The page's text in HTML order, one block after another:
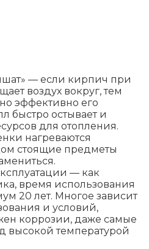
— если кирпич при
воздух вокруг, тем
эффективно его
быстро остывает и
для отопления.
нагреваются
стоящие предметы
— как
время использования
20 лет. Многое зависит
и условий,
коррозии, даже самые
высокой температурой